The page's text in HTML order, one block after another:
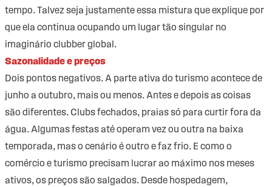
tempo. Talvez seja justamente essa mistura que explique por
que ela continua ocupando um lugar tão singular no
imaginário clubber global.
Sazonalidade e preços
Dois pontos negativos. A parte ativa do turismo acontece de
junho a outubro, mais ou menos. Antes e depois as coisas
são diferentes. Clubs fechados, praias só para curtir fora da
água. Algumas festas até operam vez ou outra na baixa
temporada, mas o cenário é outro e faz frio. E como o
comércio e turismo precisam lucrar ao máximo nos meses
ativos, os preços são salgados. Desde hospedagem,